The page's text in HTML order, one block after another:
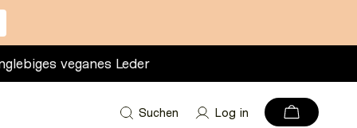
veganes Leder
Suchen Log in